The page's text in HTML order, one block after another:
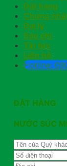
Đặt hàng
Chứng
Đại lý
Báo chí
Tin tức
Liên hệ
Hotline:
ĐẶT HÀNG
NƯỚC SÚC